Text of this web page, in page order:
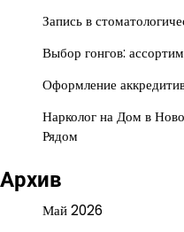
Запись в
Выбор гонгов:
Оформление
Нарколог на Дом в
Рядом
Архив
Май 2026